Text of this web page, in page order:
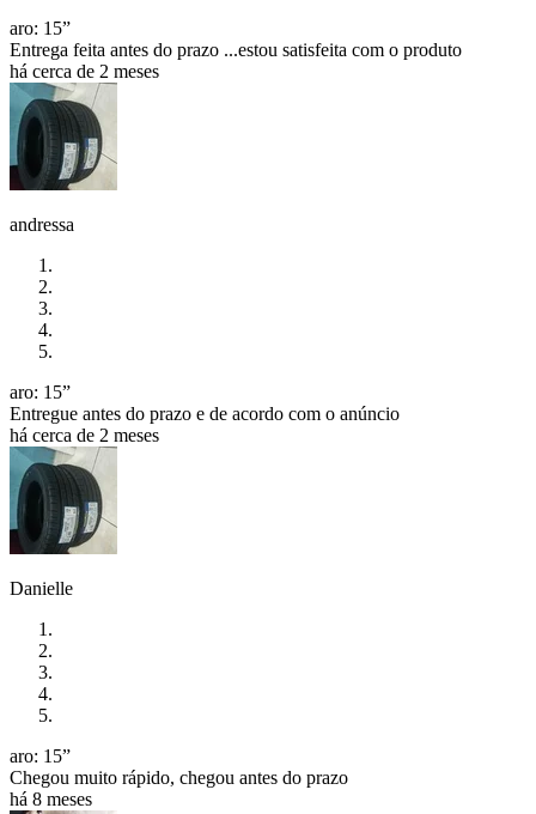
aro: 15”
Entrega feita antes do prazo ...estou satisfeita com o produto
há cerca de 2 meses
andressa
aro: 15”
Entregue antes do prazo e de acordo com o anúncio
há cerca de 2 meses
Danielle
aro: 15”
Chegou muito rápido, chegou antes do prazo
há 8 meses